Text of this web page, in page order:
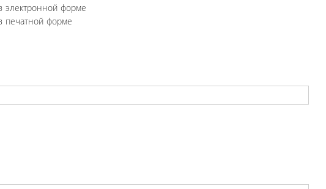
электронной форме
печатной форме